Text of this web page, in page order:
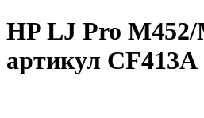
HP LJ Pro M452/
артикул CF413A